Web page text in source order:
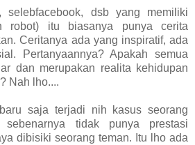
selebfacebook, dsb yang memiliki
robot) itu biasanya punya cerita
Ceritanya ada yang inspiratif, ada
Pertanyaannya? Apakah semua
dan merupakan realita kehidupan
Nah lho....
saja terjadi nih kasus seorang
sebenarnya tidak punya prestasi
dibisiki seorang teman. Itu lho ada